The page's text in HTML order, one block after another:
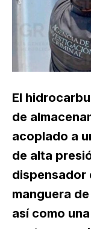
El
de
acoplado a
de alta
dispensador
manguera
así como